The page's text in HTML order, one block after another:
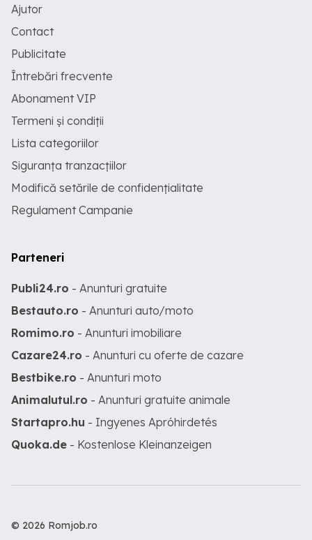
Ajutor
Contact
Publicitate
Întrebări frecvente
Abonament VIP
Termeni și condiții
Lista categoriilor
Siguranța tranzacțiilor
Modifică setările de confidențialitate
Regulament Campanie
Parteneri
Publi24.ro - Anunturi gratuite
Bestauto.ro - Anunturi auto/moto
Romimo.ro - Anunturi imobiliare
Cazare24.ro - Anunturi cu oferte de cazare
Bestbike.ro - Anunturi moto
Animalutul.ro - Anunturi gratuite animale
Startapro.hu - Ingyenes Apróhirdetés
Quoka.de - Kostenlose Kleinanzeigen
© 2026 Romjob.ro